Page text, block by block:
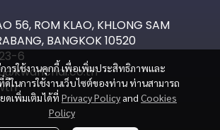
ารใช้งานคุกกี้ เพื่อเพิ่มประสิทธิภาพและ
ในการใช้งานเว็บไซต์ของท่าน ท่านสามารถ
ดเพิ่มเติมได้ที่ Privacy Policy and Cookies
Policy
56, ROM KLAO, KHLONG SAM
BANGKOK 10520
6